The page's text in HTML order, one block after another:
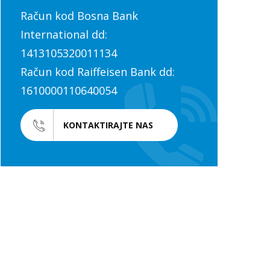
Račun kod Bosna Bank
International dd:
1413105320011134
Račun kod Raiffeisen Bank dd:
1610000110640054
KONTAKTIRAJTE NAS